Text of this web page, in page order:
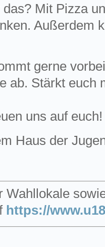
Mit Pizza
Außerdem
gerne
ab. Stärkt euch
uns auf euch!
Haus der
Wahllokale
https://